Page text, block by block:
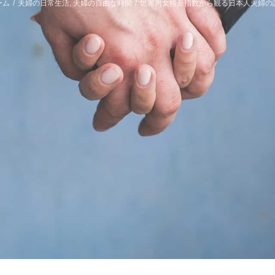
ム / 夫婦の日常生活, 夫婦の自由な時間 / 世界男女格差指数から観る日本人夫婦の